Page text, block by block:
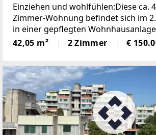
Einziehen und wohlfühlen:Diese ca.
Zimmer-Wohnung befindet sich im
in einer gepflegten
Grazer Stadtbezirk Eggenberg in
Nähe zur FH Joanneum. Mit ihrer
42,05 m² 2 Zimmer €